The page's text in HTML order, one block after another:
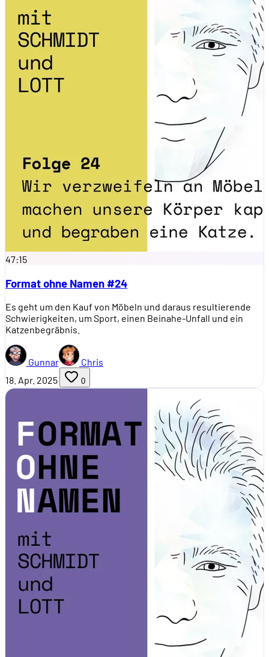
47:15
Format ohne Namen #24
Es geht um den Kauf von Möbeln und daraus resultierende
Schwierigkeiten, um Sport, einen Beinahe-Unfall und ein
Katzenbegräbnis.
Gunnar
Chris
18. Apr. 2025
0